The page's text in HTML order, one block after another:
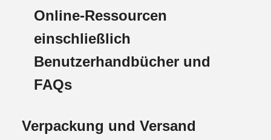
Online-Ressourcen
einschließlich
Benutzerhandbücher und
FAQs
Verpackung und Versand